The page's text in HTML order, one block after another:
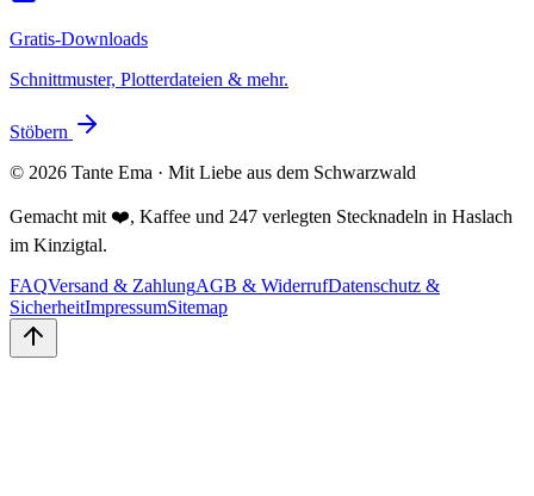
Gratis-Downloads
Schnittmuster, Plotterdateien & mehr.
Stöbern
© 2026 Tante Ema · Mit Liebe aus dem Schwarzwald
Gemacht mit ❤️, Kaffee und 247 verlegten Stecknadeln in Haslach
im Kinzigtal.
FAQVersand & ZahlungAGB & WiderrufDatenschutz &
SicherheitImpressumSitemap